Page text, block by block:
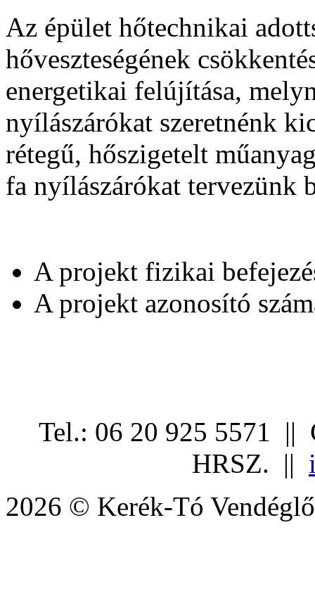
Az épület hőtechnikai
hőveszteségének
energetikai felújítása,
nyílászárókat szeretnénk
rétegű, hőszigetelt
fa nyílászárókat tervezünk
A projekt fizikai
A projekt azonosító
Tel.: 06 20 925 5571 ||
HRSZ. ||
2026 © Kerék-Tó